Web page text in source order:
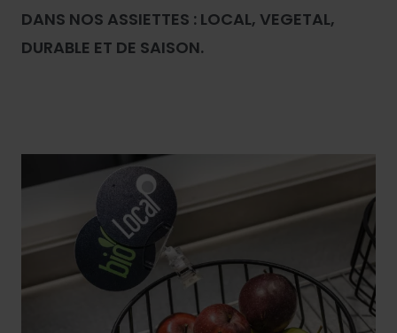
DANS NOS ASSIETTES : LOCAL, VEGETAL,
DURABLE ET DE SAISON.